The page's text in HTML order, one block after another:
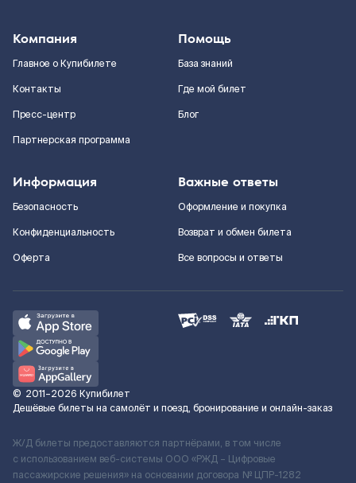
Компания
Главное о Купибилете
Контакты
Пресс-центр
Партнерская программа
Помощь
База знаний
Где мой билет
Блог
Информация
Безопасность
Конфиденциальность
Оферта
Важные ответы
Оформление и покупка
Возврат и обмен билета
Все вопросы и ответы
© 2011–2026 Купибилет
Дешёвые билеты на самолёт и поезд, бронирование и онлайн-заказ
Ж/Д билеты предоставляются партнёрами, в том числе
с использованием веб-системы ООО «РЖД – Цифровые
пассажирские решения» на основании договора № ЦПР-1282